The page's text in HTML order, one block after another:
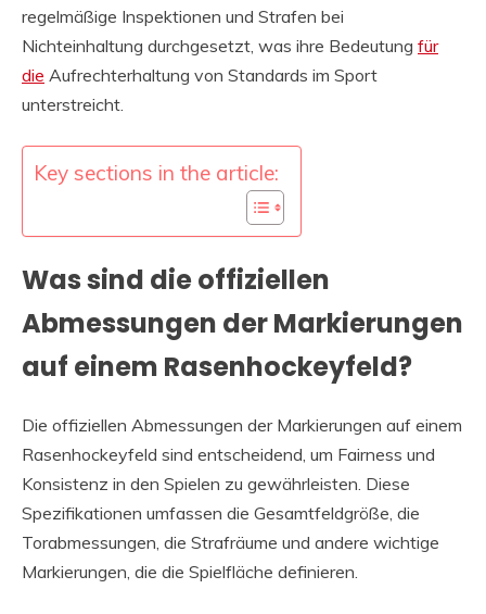
regelmäßige Inspektionen und Strafen bei
Nichteinhaltung durchgesetzt, was ihre Bedeutung für
die Aufrechterhaltung von Standards im Sport
unterstreicht.
Key sections in the article:
Was sind die offiziellen
Abmessungen der Markierungen
auf einem Rasenhockeyfeld?
Die offiziellen Abmessungen der Markierungen auf einem
Rasenhockeyfeld sind entscheidend, um Fairness und
Konsistenz in den Spielen zu gewährleisten. Diese
Spezifikationen umfassen die Gesamtfeldgröße, die
Torabmessungen, die Strafräume und andere wichtige
Markierungen, die die Spielfläche definieren.